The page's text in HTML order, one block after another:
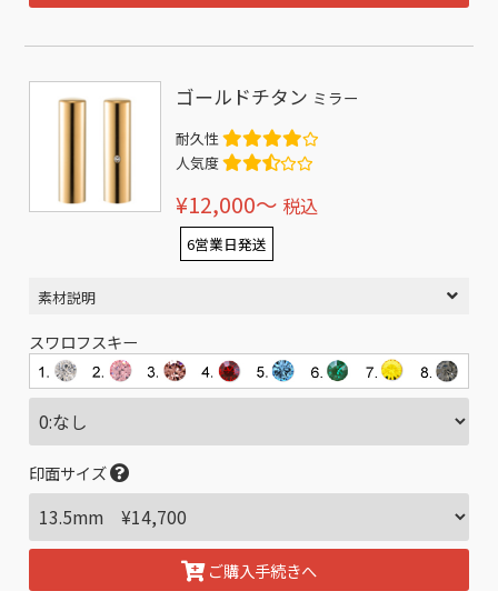
ゴールドチタン ミラー
耐久性
人気度
¥12,000〜 税込
6営業日発送
素材説明
スワロフスキー
印面サイズ
ご購入手続きへ